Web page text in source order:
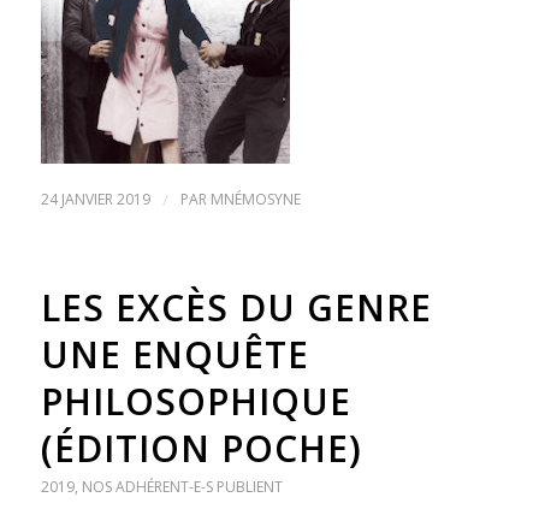
24 JANVIER 2019 / PAR MNÉMOSYNE
LES EXCÈS DU GENRE
UNE ENQUÊTE
PHILOSOPHIQUE
(ÉDITION POCHE)
2019, NOS ADHÉRENT-E-S PUBLIENT